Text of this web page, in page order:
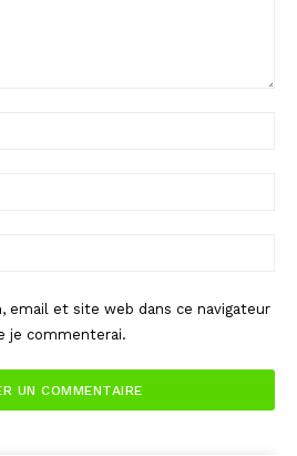
email et site web dans ce navigateur
je commenterai.